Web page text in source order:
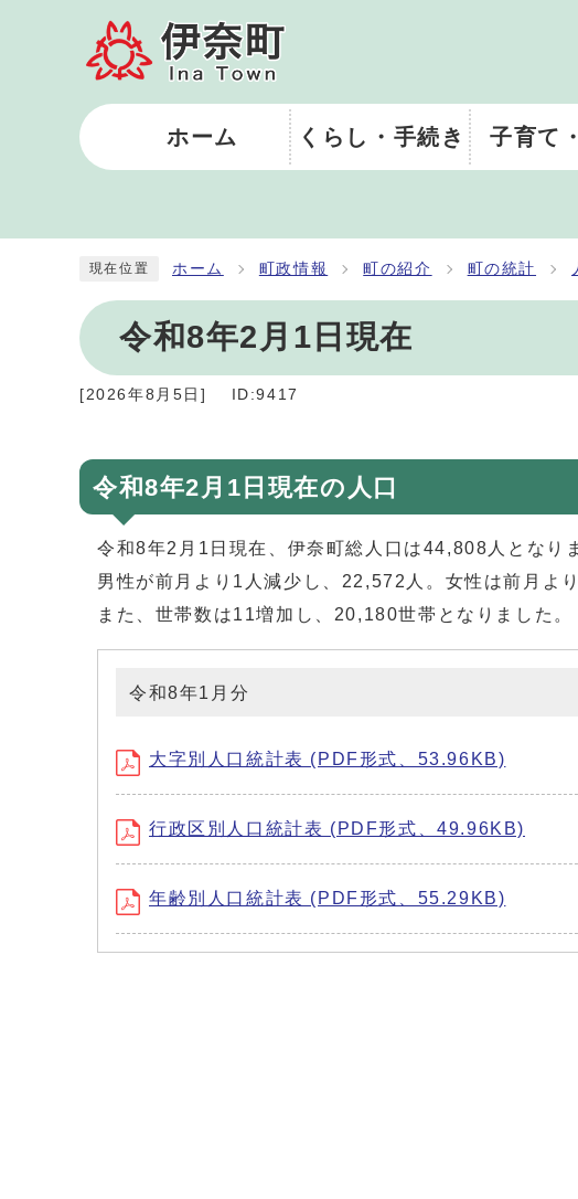
ホーム くらし・手続き 子育て
現在位置 ホーム 町政情報 町の紹介 町の統計
令和8年2月1日現在
[2026年8月5日] ID:9417
令和8年2月1日現在の人口
令和8年2月1日現在、伊奈町総人口は44,808人となり
男性が前月より1人減少し、22,572人。女性は前月よ
また、世帯数は11増加し、20,180世帯となりました。
令和8年1月分
大字別人口統計表 (PDF形式、53.96KB)
行政区別人口統計表 (PDF形式、49.96KB)
年齢別人口統計表 (PDF形式、55.29KB)